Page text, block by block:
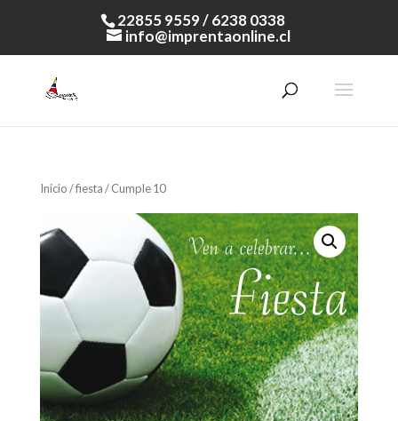
22855 9559 / 6238 0338
info@imprentaonline.cl
Inicio/fiesta/ Cumple 10